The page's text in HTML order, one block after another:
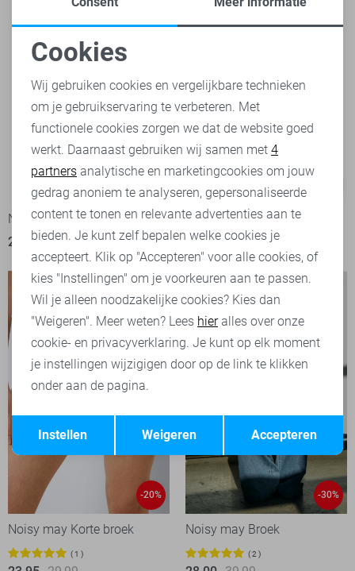
Noisy may Blouse
25,00 49,99
Noisy may Jurk
23,50 44,99
-20%
Noisy may Korte broek
1
-30%
Noisy may Broek
2
Noodzakelijke cookies
Personalisatie cookies
Analytische cookies
Marketing cookies
Terug Opslaan
Cookies
Wij gebruiken cookies en vergelijkbare technieken
om je gebruikservaring te verbeteren. Met
functionele cookies zorgen we dat de website goed
werkt. Daarnaast gebruiken wij samen met 4
partners analytische en marketingcookies om jouw
gedrag anoniem te analyseren, gepersonaliseerde
content te tonen en relevante advertenties aan te
bieden. Je kunt zelf bepalen welke cookies je
accepteert. Klik op "Accepteren" voor alle cookies, of
kies "Instellingen" om je voorkeuren aan te passen.
Wil je alleen noodzakelijke cookies? Kies dan
"Weigeren". Meer weten? Lees hieralles over onze
cookie- en privacyverklaring. Je kunt op elk moment
je instellingen wijzigigen door op de link te klikken
onder aan de pagina.
Accepteren
Weigeren
Instellen